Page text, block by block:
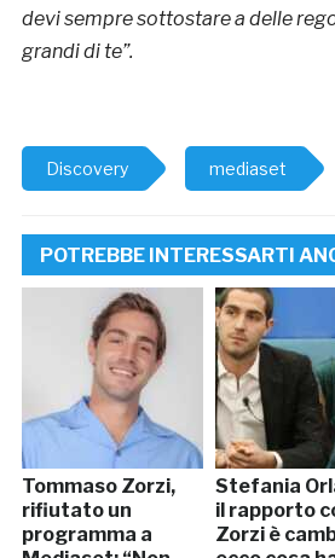
devi sempre sottostare a delle
grandi di te”.
Discovery mediaset
POTREBBE INTERESSARTI
Tommaso Zorzi,
rifiutato un
programma a
Stefania
il rapporto
Zorzi è